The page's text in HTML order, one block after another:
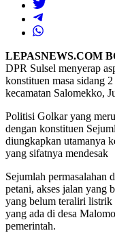
LEPASNEWS.COM
DPR Sulsel menyerap
konstituen masa sidang
kecamatan Salomekko,
Politisi Golkar yang
dengan konstituen
diungkapkan utamanya
yang sifatnya mendesak
Sejumlah permasalahan
petani, akses jalan yang
yang belum teraliri listrik
yang ada di desa
pemerintah.